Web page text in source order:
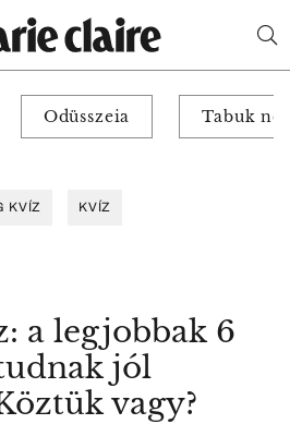
Odüsszeia Tabuk
KVÍZ KVÍZ
a legjobbak 6
jól
vagy?